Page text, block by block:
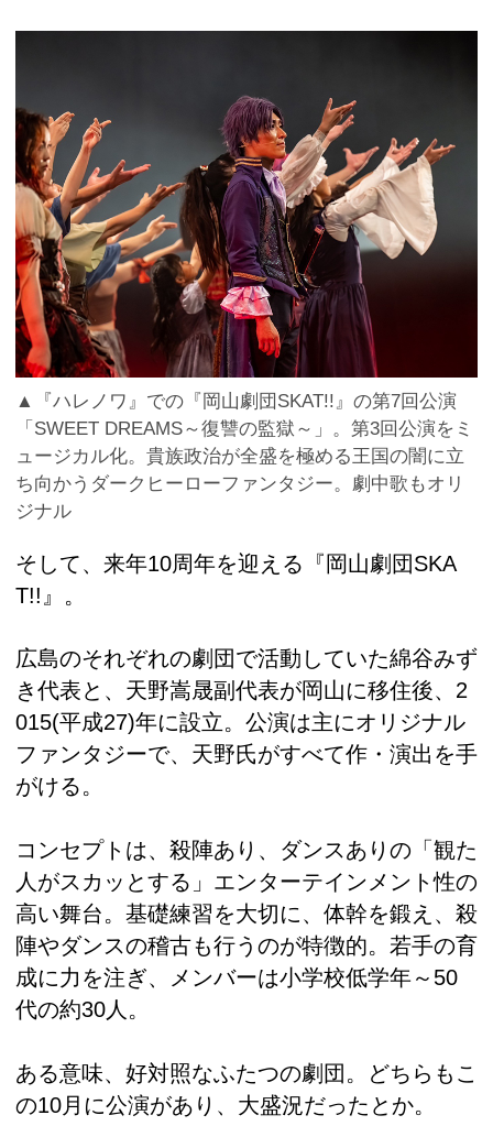
▲『ハレノワ』での『岡山劇団SKAT!!』の第7回公演
「SWEET DREAMS～復讐の監獄～」。第3回公演をミ
ュージカル化。貴族政治が全盛を極める王国の闇に立
ち向かうダークヒーローファンタジー。劇中歌もオリ
ジナル
そして、来年10周年を迎える『岡山劇団SKA
T!!』。
広島のそれぞれの劇団で活動していた綿谷みず
き代表と、天野嵩晟副代表が岡山に移住後、2
015(平成27)年に設立。公演は主にオリジナル
ファンタジーで、天野氏がすべて作・演出を手
がける。
コンセプトは、殺陣あり、ダンスありの「観た
人がスカッとする」エンターテインメント性の
高い舞台。基礎練習を大切に、体幹を鍛え、殺
陣やダンスの稽古も行うのが特徴的。若手の育
成に力を注ぎ、メンバーは小学校低学年～50
代の約30人。
ある意味、好対照なふたつの劇団。どちらもこ
の10月に公演があり、大盛況だったとか。